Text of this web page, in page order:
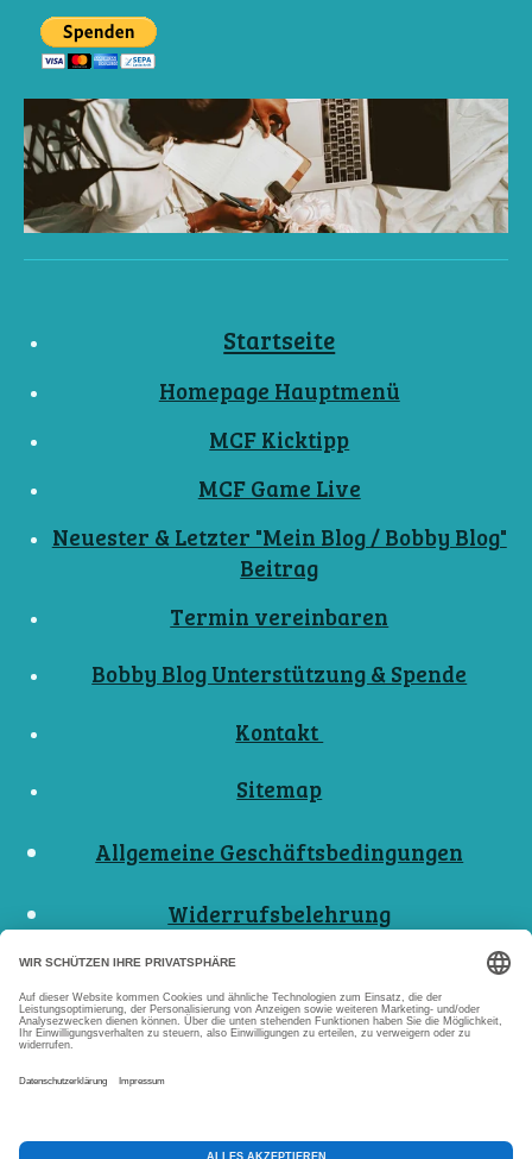
Startseite
Homepage Hauptmenü
MCF Kicktipp
MCF Game Live
Neuester & Letzter "Mein Blog / Bobby Blog"
Beitrag
Termin vereinbaren
Bobby Blog Unterstützung & Spende
Kontakt
Sitemap
Allgemeine Geschäftsbedingungen
Widerrufsbelehrung
Nutzungsbedingungen
Datenschutzerklärungen
Abo Kündigen